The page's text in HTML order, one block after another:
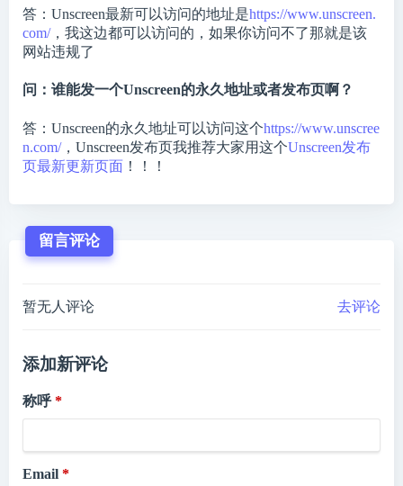
答：Unscreen最新可以访问的地址是https://www.unscreen.
com/，我这边都可以访问的，如果你访问不了那就是该
网站违规了
问：谁能发一个Unscreen的永久地址或者发布页啊？
答：Unscreen的永久地址可以访问这个https://www.unscree
n.com/，Unscreen发布页我推荐大家用这个Unscreen发布
页最新更新页面 ！！！
留言评论
暂无人评论 去评论
添加新评论
称呼
Email